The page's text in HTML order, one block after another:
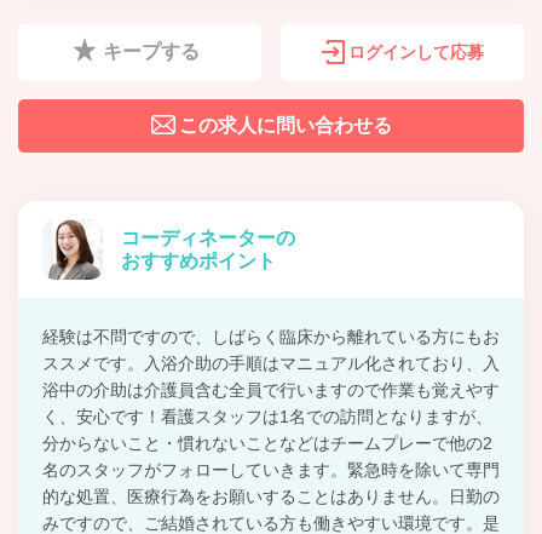
キープする ログインして応募
この求人に問い合わせる
コーディネーターの
おすすめポイント
経験は不問ですので、しばらく臨床から離れている方にもお
ススメです。入浴介助の手順はマニュアル化されており、入
浴中の介助は介護員含む全員で行いますので作業も覚えやす
く、安心です！看護スタッフは1名での訪問となりますが、
分からないこと・慣れないことなどはチームプレーで他の2
名のスタッフがフォローしていきます。緊急時を除いて専門
的な処置、医療行為をお願いすることはありません。日勤の
みですので、ご結婚されている方も働きやすい環境です。是